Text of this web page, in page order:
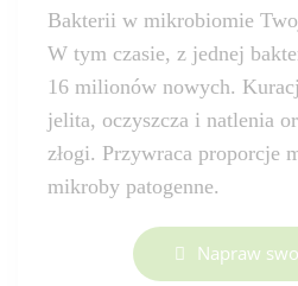
Bakterii w mikrobiomie
W tym czasie, z jednej
16 milionów nowych.
jelita, oczyszcza i natlenia
złogi. Przywraca proporcje
mikroby patogenne.
Napraw